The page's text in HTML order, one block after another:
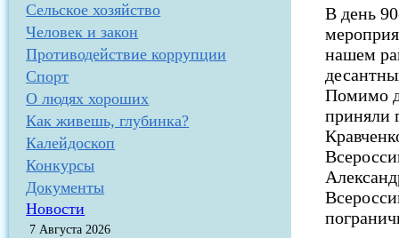
Сельское хозяйство
Человек и закон
Противодействие коррупции
Спорт
О людях хороших
Как живешь, глубинка?
Калейдоскоп
Конкурсы
Документы
Новости
7 Августа 2026
В день
нашем
Помимо
приняли